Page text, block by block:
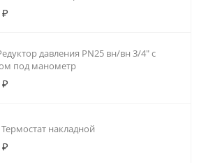
давления PN25 вн/вн 3/4" с
под манометр
Термостат накладной